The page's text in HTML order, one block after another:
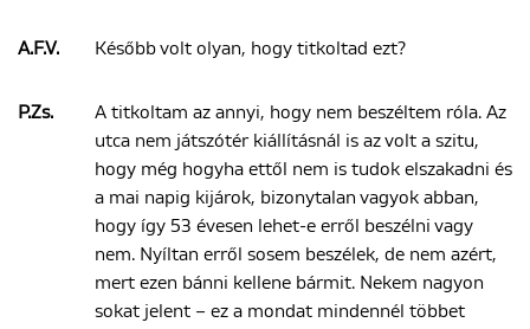
A.F.V. Később volt olyan, hogy titkoltad ezt?
P.Zs.
A titkoltam az annyi, hogy nem beszéltem róla. Az
utca nem játszótér kiállításnál is az volt a szitu,
hogy még hogyha ettől nem is tudok elszakadni és
a mai napig kijárok, bizonytalan vagyok abban,
hogy így 53 évesen lehet-e erről beszélni vagy
nem. Nyíltan erről sosem beszélek, de nem azért,
mert ezen bánni kellene bármit. Nekem nagyon
sokat jelent – ez a mondat mindennél többet